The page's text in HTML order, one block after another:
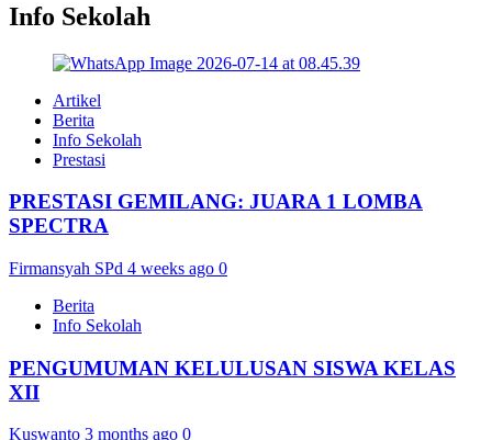
Info Sekolah
Artikel
Berita
Info Sekolah
Prestasi
PRESTASI GEMILANG: JUARA 1 LOMBA
SPECTRA
Firmansyah SPd 4 weeks ago 0
Berita
Info Sekolah
PENGUMUMAN KELULUSAN SISWA KELAS
XII
Kuswanto 3 months ago 0